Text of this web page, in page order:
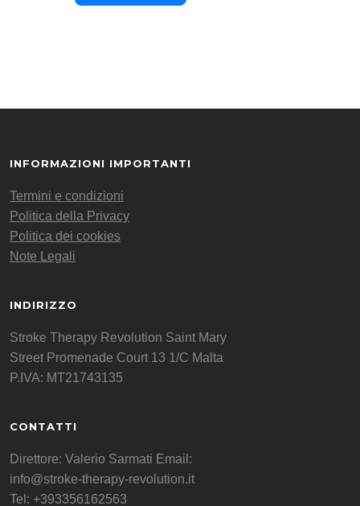
INFORMAZIONI IMPORTANTI
Termini e condizioni
Politica della Privacy
Politica dei cookies
Note Legali
INDIRIZZO
Stroke Therapy Revolution Saint Mary
Street Promenade Court 13 1/C Malta
P.IVA: MT21743135
CONTATTI
Direttore: Valerio Sarmati Email:
info@stroke-therapy-revolution.it
Tel: +393356162563